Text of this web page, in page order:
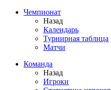
Чемпионат
Назад
Календарь
Турнирная таблица
Матчи
Команда
Назад
Игроки